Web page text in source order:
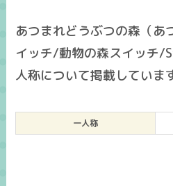
あつまれどうぶつの森（あ
イッチ/動物の森スイッチ/
人称について掲載していま
一人称